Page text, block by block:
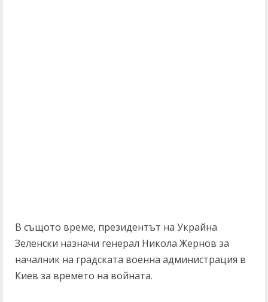
В същото време, президентът на Украйна
Зеленски назначи генерал Никола Жернов за
началник на градската военна администрация в
Киев за времето на войната.